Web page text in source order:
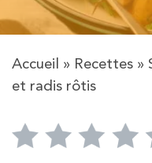
Accueil » Recettes »
et radis rôtis